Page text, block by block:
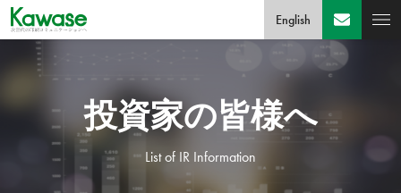
English
投資家の皆様へ
List of IR Information